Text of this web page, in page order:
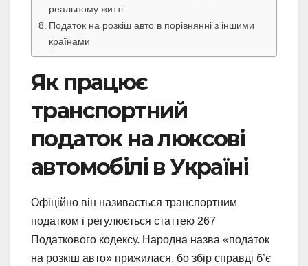
реальному житті
Податок на розкіш авто в порівнянні з іншими
країнами
Як працює
транспортний
податок на люксові
автомобілі в Україні
Офіційно він називається транспортним
податком і регулюється статтею 267
Податкового кодексу. Народна назва «податок
на розкіш авто» прижилася, бо збір справді б’є